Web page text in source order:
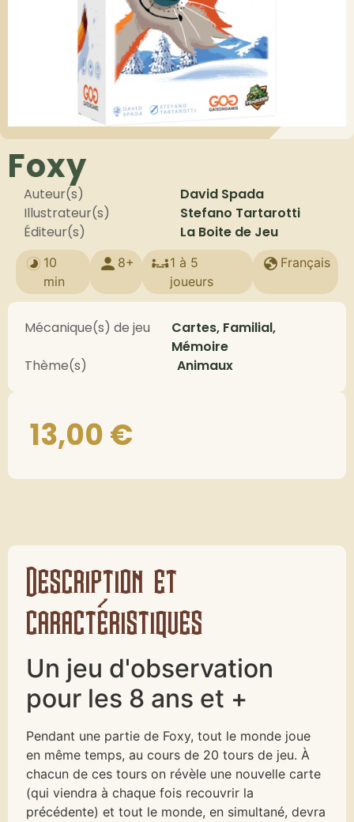
Foxy
Auteur(s)
David Spada
Illustrateur(s)
Stefano Tartarotti
Éditeur(s)
La Boite de Jeu
10
min
8+
1 à 5
joueurs
Français
Mécanique(s) de jeu
Cartes, Familial,
Mémoire
Thème(s)
Animaux
13,00€
Description et
caractéristiques
Un jeu d'observation
pour les 8 ans et +
Pendant une partie de Foxy, tout le monde joue
en même temps, au cours de 20 tours de jeu. À
chacun de ces tours on révèle une nouvelle carte
(qui viendra à chaque fois recouvrir la
précédente) et tout le monde, en simultané, devra